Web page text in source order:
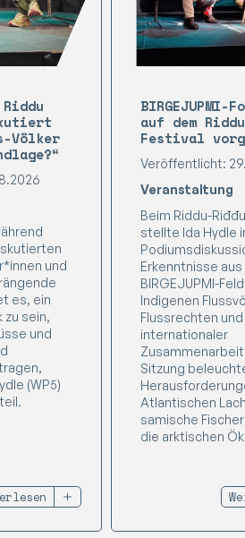
Völker
und
es, ein
zu sein,
und
(WP5)
BIRGEJUPMI-
auf dem
Festival
Veröffentlicht:
Veranstaltung
Beim Riddu-
stellte Ida Hydle
Erkenntnisse
BIRGEJUPMI-
Indigenen
Flussrechten und
internationaler
Zusammenarbeit
Sitzung
Atlantischen
samische
die arktischen